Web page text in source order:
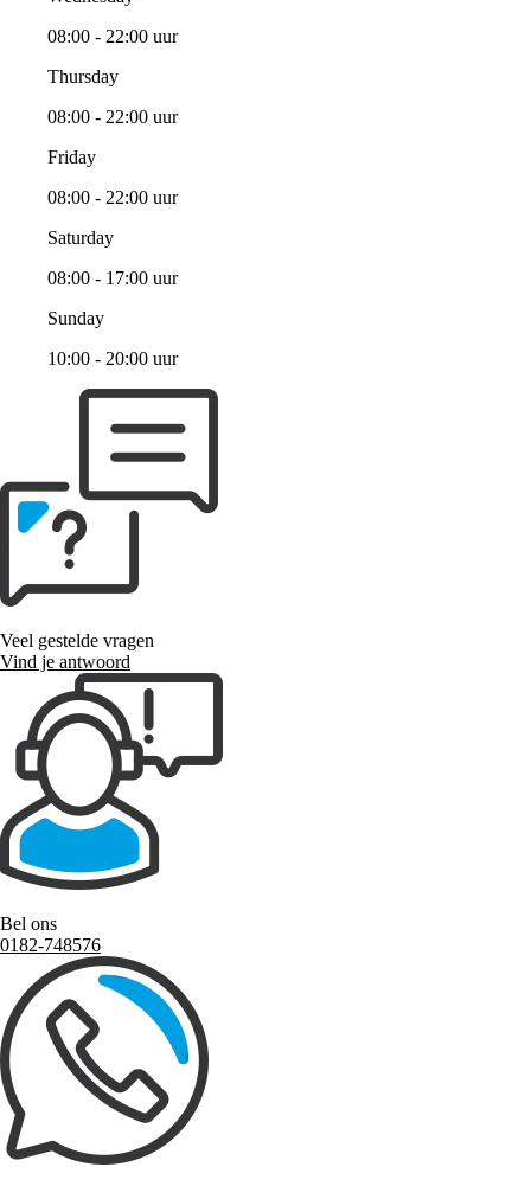
08:00 - 22:00 uur
Thursday
08:00 - 22:00 uur
Friday
08:00 - 22:00 uur
Saturday
08:00 - 17:00 uur
Sunday
10:00 - 20:00 uur
Veel gestelde vragen
Vind je antwoord
Bel ons
0182-748576